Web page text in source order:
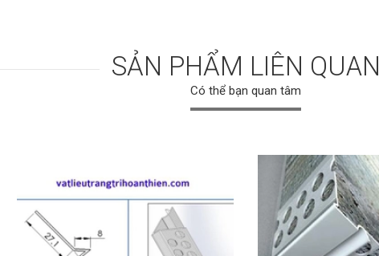
SẢN PHẨM LIÊN QUAN
Có thể bạn quan tâm